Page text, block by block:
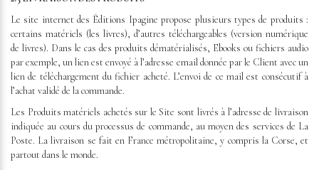
Le site internet des Éditions Ipagine propose plusieurs types de produits :
certains matériels (les livres), d’autres téléchargeables (version numérique
de livres). Dans le cas des produits dématérialisés, Ebooks ou fichiers audio
par exemple, un lien est envoyé à l’adresse email donnée par le Client avec un
lien de téléchargement du fichier acheté. L’envoi de ce mail est consécutif à
l’achat validé de la commande.
Les Produits matériels achetés sur le Site sont livrés à l’adresse de livraison
indiquée au cours du processus de commande, au moyen des services de La
Poste. La livraison se fait en France métropolitaine, y compris la Corse, et
partout dans le monde.